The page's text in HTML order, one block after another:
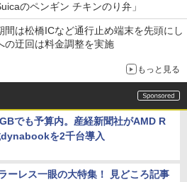
のペンギン チキンのり弁」
間は松橋ICなど通行止め端末を先頭にし
の迂回は料金調整を実施
もっと見る
でも予算内。産経新聞社がAMD R
を2千台導入
ーレス一眼の大特集！ 見どころ記事